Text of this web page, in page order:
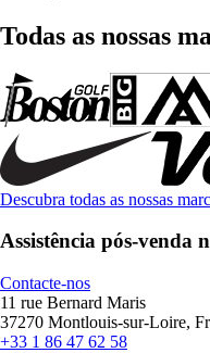
Todas as nossas
Descubra todas as nossas
Assistência pós-venda
Contacte-nos
11 rue Bernard Maris
37270 Montlouis-sur-Loire,
+33 1 86 47 62 58